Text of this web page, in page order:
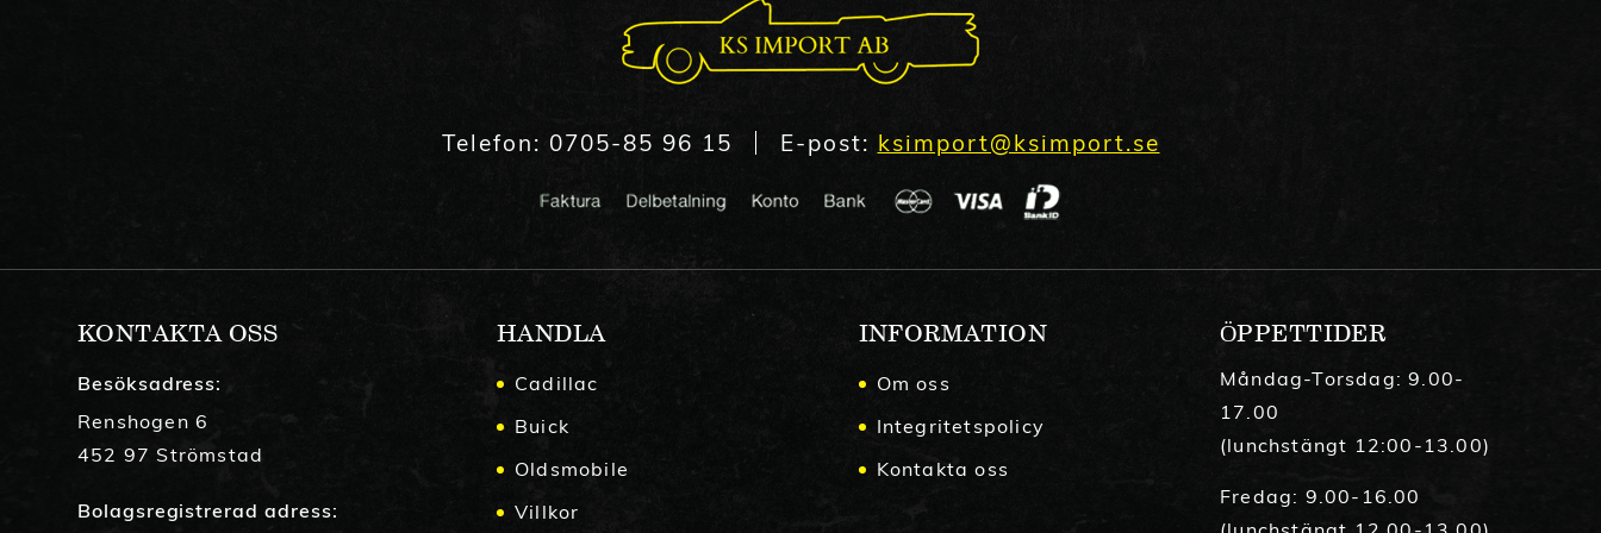
Telefon: 0705-85 96 15 E-post: ksimport@ksimport.se
KONTAKTA OSS
Besöksadress:
Renshogen 6
452 97 Strömstad
Bolagsregistrerad adress:
HANDLA
Cadillac
Buick
Oldsmobile
Villkor
INFORMATION
Om oss
Integritetspolicy
Kontakta oss
ÖPPETTIDER
Måndag-Torsdag: 9.00-
17.00
(lunchstängt 12:00-13.00)
Fredag: 9.00-16.00